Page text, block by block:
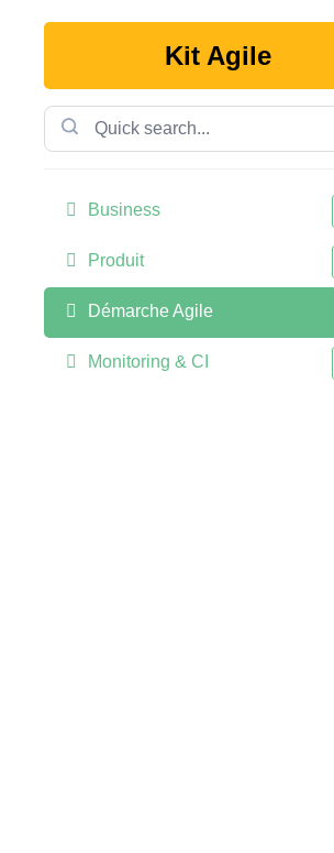
Kit Agile
Business
Produit
Démarche Agile
Monitoring & CI